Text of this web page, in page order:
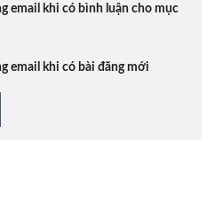
email khi có bình luận cho mục
email khi có bài đăng mới